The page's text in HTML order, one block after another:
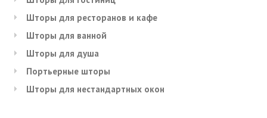
Шторы для ресторанов и кафе
Шторы для ванной
Шторы для душа
Портьерные шторы
Шторы для нестандартных окон